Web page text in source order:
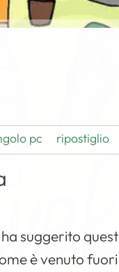
pc ripostiglio
suggerito
è venuto fuori